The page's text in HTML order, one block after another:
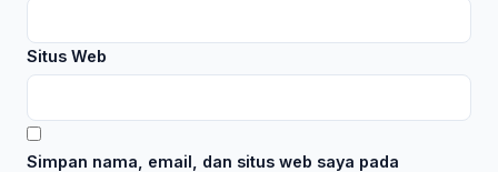
Situs Web
Simpan nama, email, dan situs web saya pada